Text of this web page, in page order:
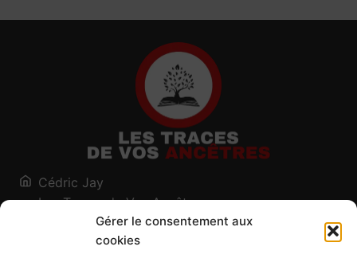
Gérer le consentement aux
cookies
Cédric Jay
Les Traces de Vos Ancêtres
120, chemin des Salines
73200 Albertville - Savoie